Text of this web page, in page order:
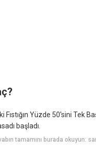
Yüzde 50'sini Tek
başladı.
tamamını burada okuyun: